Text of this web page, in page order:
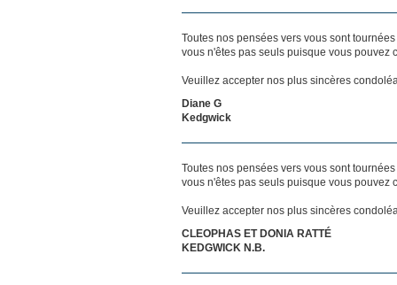
Toutes nos pensées vers vous sont
vous n'êtes pas seuls puisque vous pouvez
Veuillez accepter nos plus sincères
Diane G
Kedgwick
Toutes nos pensées vers vous sont
vous n'êtes pas seuls puisque vous pouvez
Veuillez accepter nos plus sincères
CLEOPHAS ET DONIA RATTÉ
KEDGWICK N.B.